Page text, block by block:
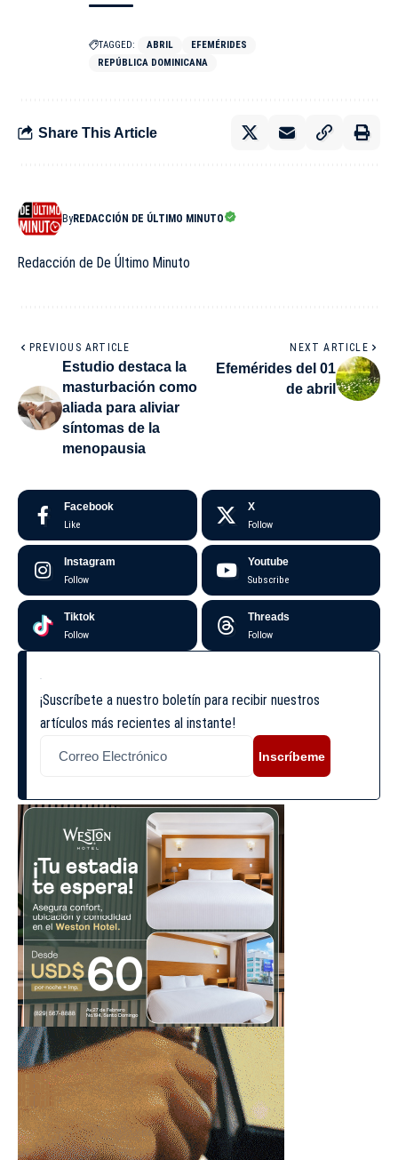
TAGGED: ABRIL
EFEMÉRIDES
REPÚBLICA DOMINICANA
Share This Article
ByREDACCIÓN DE ÚLTIMO MINUTO
Redacción de De Último Minuto
PREVIOUS ARTICLE
Estudio destaca la
masturbación como
aliada para aliviar
síntomas de la
menopausia
NEXT ARTICLE
Efemérides del 01
de abril
Facebook
Like
X
Follow
Instagram
Follow
Youtube
Subscribe
Tiktok
Follow
Threads
Follow
¡Suscríbete a nuestro boletín para recibir nuestros
artículos más recientes al instante!
Inscríbeme